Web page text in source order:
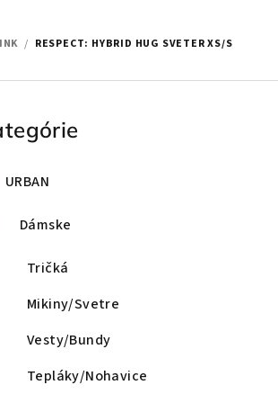
/ RESPECT: HYBRID HUG SVETER XS/S
URBAN
Dámske
Tričká
Mikiny/Svetre
Vesty/Bundy
Tepláky/Nohavice